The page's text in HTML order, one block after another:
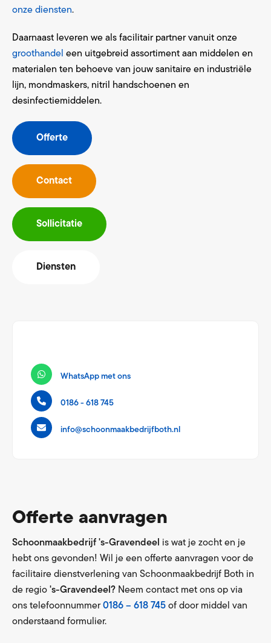
onze diensten.
Daarnaast leveren we als facilitair partner vanuit onze
groothandel een uitgebreid assortiment aan middelen en
materialen ten behoeve van jouw sanitaire en industriële
lijn, mondmaskers, nitril handschoenen en
desinfectiemiddelen.
Offerte
Contact
Sollicitatie
Diensten
WhatsApp met ons
0186 - 618 745
info@schoonmaakbedrijfboth.nl
Offerte aanvragen
Schoonmaakbedrijf 's-Gravendeel is wat je zocht en je
hebt ons gevonden! Wil je een offerte aanvragen voor de
facilitaire dienstverlening van Schoonmaakbedrijf Both in
de regio 's-Gravendeel? Neem contact met ons op via
ons telefoonnummer0186 – 618 745 of door middel van
onderstaand formulier.